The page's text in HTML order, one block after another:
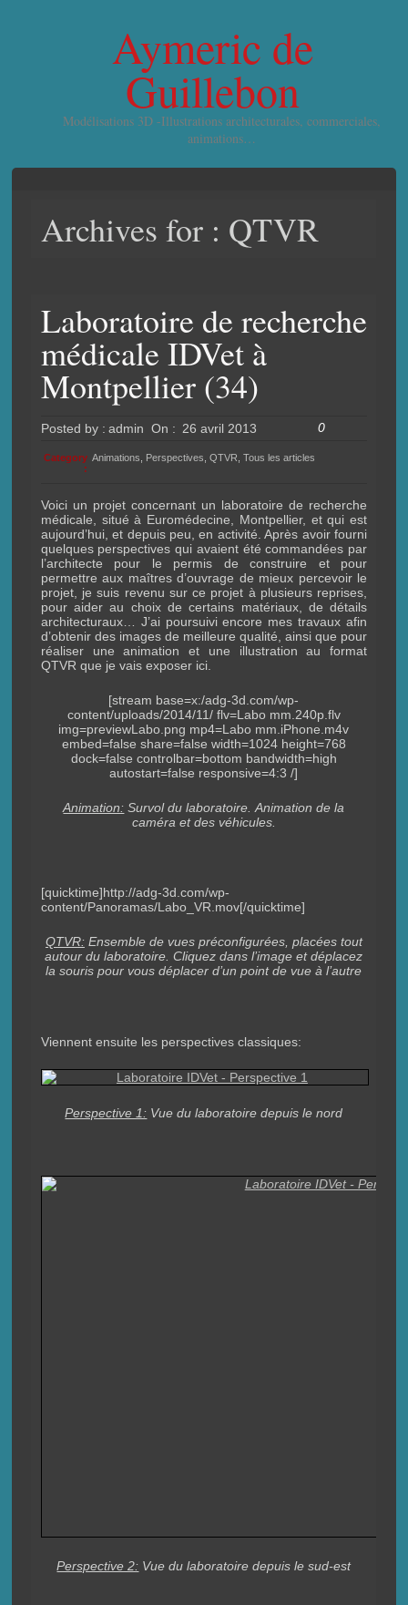
Aymeric de
Guillebon
Modélisations 3D -Illustrations architecturales, commerciales,
animations…
Archives for : QTVR
Laboratoire de recherche
médicale IDVet à
Montpellier (34)
Posted by : admin On : 26 avril 2013 0
Category
:
Animations Perspectives ,QTVR ,Tous les articles
Voici un projet concernant un laboratoire de recherche
médicale, situé à Euromédecine, Montpellier, et qui est
aujourd’hui, et depuis peu, en activité. Après avoir fourni
quelques perspectives qui avaient été commandées par
l’architecte pour le permis de construire et pour
permettre aux maîtres d’ouvrage de mieux percevoir le
projet, je suis revenu sur ce projet à plusieurs reprises,
pour aider au choix de certains matériaux, de détails
architecturaux… J’ai poursuivi encore mes travaux afin
d’obtenir des images de meilleure qualité, ainsi que pour
réaliser une animation et une illustration au format
QTVR que je vais exposer ici.
[stream base=x:/adg-3d.com/wp-
content/uploads/2014/11/ flv=Labo mm.240p.flv
img=previewLabo.png mp4=Labo mm.iPhone.m4v
embed=false share=false width=1024 height=768
dock=false controlbar=bottom bandwidth=high
autostart=false responsive=4:3 /]
Animation: Survol du laboratoire. Animation de la
caméra et des véhicules.
[quicktime]http://adg-3d.com/wp-
content/Panoramas/Labo_VR.mov[/quicktime]
QTVR:Ensemble de vues préconfigurées, placées tout
autour du laboratoire. Cliquez dans l’image et déplacez
la souris pour vous déplacer d’un point de vue à l’autre
Viennent ensuite les perspectives classiques:
Perspective 1: Vue du laboratoire depuis le nord
Perspective 2: Vue du laboratoire depuis le sud-est